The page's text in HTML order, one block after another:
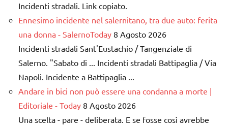
Incidenti stradali. Link copiato.
Ennesimo incidente nel salernitano, tra due auto: ferita
una donna - SalernoToday 8 Agosto 2026
Incidenti stradali Sant'Eustachio / Tangenziale di
Salerno. "Sabato di ... Incidenti stradali Battipaglia / Via
Napoli. Incidente a Battipaglia ...
Andare in bici non può essere una condanna a morte |
Editoriale - Today 8 Agosto 2026
Una scelta - pare - deliberata. E se fosse così avrebbe